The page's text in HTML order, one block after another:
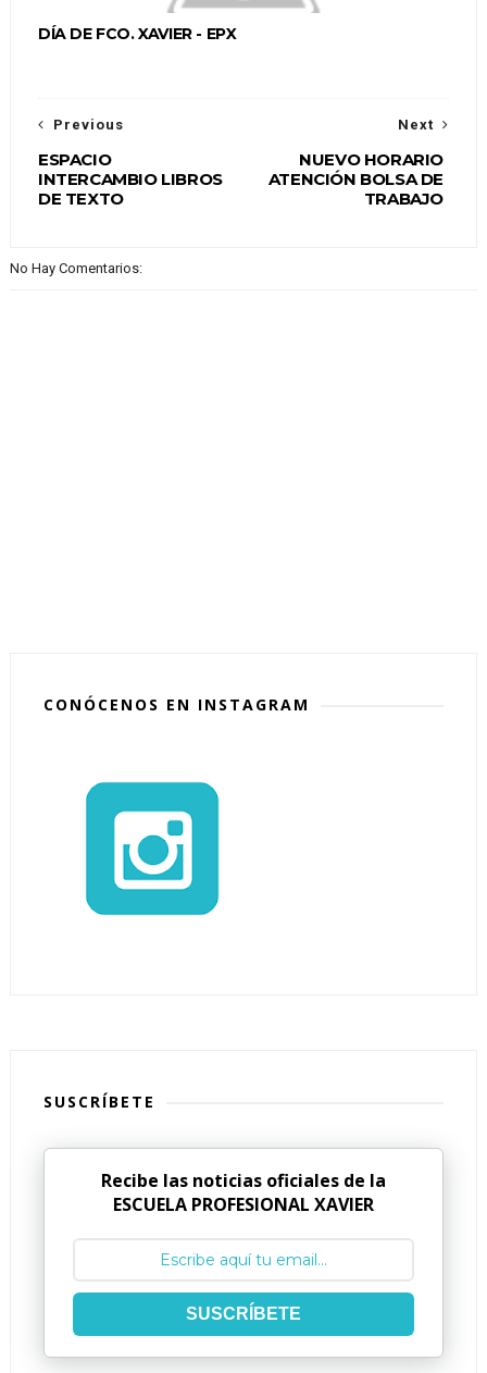
DÍA DE FCO. XAVIER - EPX
Next
NUEVO HORARIO
ATENCIÓN BOLSA DE
TRABAJO
Previous
ESPACIO
INTERCAMBIO LIBROS
DE TEXTO
No Hay Comentarios:
CONÓCENOS EN INSTAGRAM
SUSCRÍBETE
Recibe las noticias oficiales de la
ESCUELA PROFESIONAL XAVIER
SUSCRÍBETE